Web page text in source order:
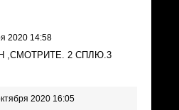
2020 14:58
,СМОТРИТЕ. 2 СПЛЮ.3
2020 16:05